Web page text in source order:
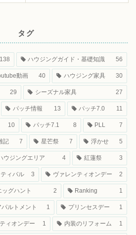
タグ
138 ハウジングガイド・基礎知識 56
動画 40 ハウジング家具 30
29 シーズナル家具 27
パッチ情報 13 パッチ7.0 11
10 パッチ7.1 8 PLL 7
記 7 星芒祭 7 浮かせ 5
ウジングエリア 4 紅蓮祭 3
ィバル 3 ヴァレンティオンデー 2
ッグハント 2 Ranking 1
パルトメント 1 プリンセスデー 1
ィオンデー 1 内装のリフォーム 1